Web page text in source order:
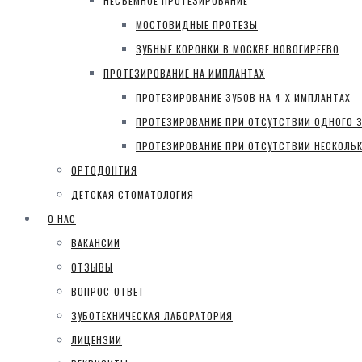
МОСТОВИДНЫЕ ПРОТЕЗЫ
ЗУБНЫЕ КОРОНКИ В МОСКВЕ НОВОГИРЕЕВО
ПРОТЕЗИРОВАНИЕ НА ИМПЛАНТАХ
ПРОТЕЗИРОВАНИЕ ЗУБОВ НА 4-Х ИМПЛАНТАХ
ПРОТЕЗИРОВАНИЕ ПРИ ОТСУТСТВИИ ОДНОГО
ПРОТЕЗИРОВАНИЕ ПРИ ОТСУТСТВИИ
ОРТОДОНТИЯ
ДЕТСКАЯ СТОМАТОЛОГИЯ
О НАС
ВАКАНСИИ
ОТЗЫВЫ
ВОПРОС-ОТВЕТ
ЗУБОТЕХНИЧЕСКАЯ ЛАБОРАТОРИЯ
ЛИЦЕНЗИИ